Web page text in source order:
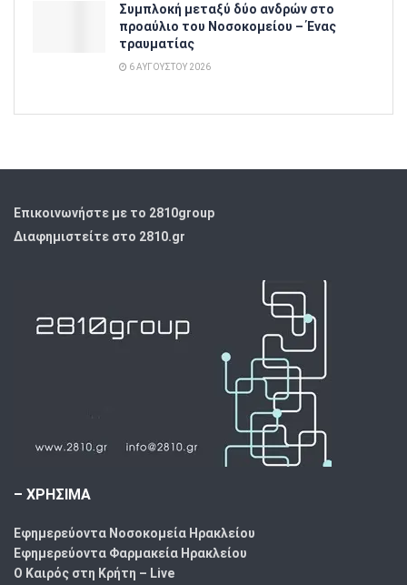
Συμπλοκή μεταξύ δύο ανδρών στο
προαύλιο του Νοσοκομείου – Ένας
τραυματίας
6 ΑΥΓΟΎΣΤΟΥ 2026
Επικοινωνήστε με το 2810group
Διαφημιστείτε στο 2810.gr
– ΧΡΗΣΙΜΑ
Εφημερεύοντα Νοσοκομεία Ηρακλείου
Εφημερεύοντα Φαρμακεία Ηρακλείου
Ο Καιρός στη Κρήτη – Live